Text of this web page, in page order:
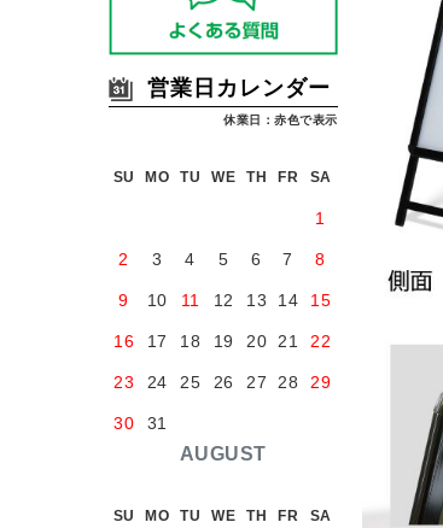
営業日カレンダー
休業日：赤色で表示
AUGUST
SU MO TU WE TH FR SA
1
2 3 4 5 6 7 8
9 10 11 12 13 14 15
16 17 18 19 20 21 22
23 24 25 26 27 28 29
30 31
SU MO TU WE TH FR SA